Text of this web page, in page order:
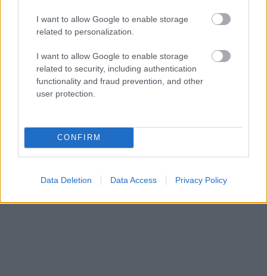
I want to allow Google to enable storage
related to personalization.
I want to allow Google to enable storage
related to security, including authentication
functionality and fraud prevention, and other
user protection.
CONFIRM
Data Deletion Data Access Privacy Policy